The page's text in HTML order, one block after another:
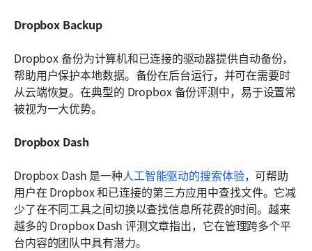
Dropbox Backup
Dropbox 备份为计算机和已连接的驱动器提供自动备份，
帮助用户保护本地数据。备份在后台运行，并可在需要时
从云端恢复。在典型的 Dropbox 备份评测中，易于设置常
被视为一大优势。
Dropbox Dash
Dropbox Dash 是一种人工智能驱动的搜索体验，可帮助
用户在 Dropbox 和已连接的第三方应用中查找文件。它减
少了在不同工具之间切换以查找信息所花费的时间。越来
越多的 Dropbox Dash 评测文章指出，它在管理跨多个平
台内容的团队中具有潜力。